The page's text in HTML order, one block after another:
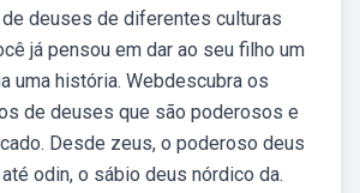
deuses de diferentes culturas
já pensou em dar ao seu filho um
uma história. Webdescubra os
de deuses que são poderosos e
Desde zeus, o poderoso deus
odin, o sábio deus nórdico da.